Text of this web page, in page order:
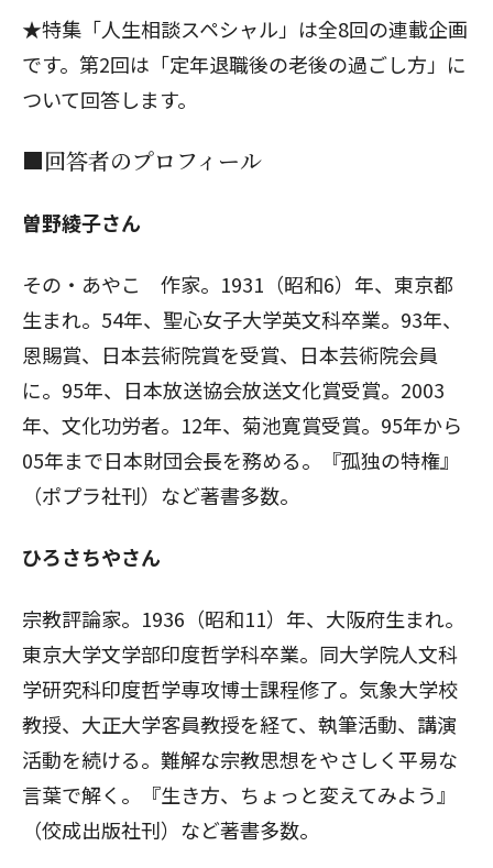
★特集「人生相談スペシャル」は全8回の連載企画
です。第2回は「定年退職後の老後の過ごし方 」に
ついて回答します。
■回答者のプロフィール
曽野綾子さん
その・あやこ 作家。1931（昭和6）年、東京都
生まれ。54年、聖心女子大学英文科卒業。93年、
恩賜賞、日本芸術院賞を受賞、日本芸術院会員
に。95年、日本放送協会放送文化賞受賞。2003
年、文化功労者。12年、菊池寛賞受賞。95年から
05年まで日本財団会長を務める。『孤独の特権』
（ポプラ社刊）など著書多数。
ひろさちやさん
宗教評論家。1936（昭和11）年、大阪府生まれ。
東京大学文学部印度哲学科卒業。同大学院人文科
学研究科印度哲学専攻博士課程修了。気象大学校
教授、大正大学客員教授を経て、執筆活動、講演
活動を続ける。難解な宗教思想をやさしく平易な
言葉で解く。『生き方、ちょっと変えてみよう』
（佼成出版社刊）など著書多数。
閉じる